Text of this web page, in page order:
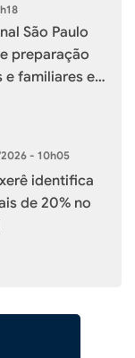
São Paulo
preparação
familiares em
- 10h05
identifica
de 20% no